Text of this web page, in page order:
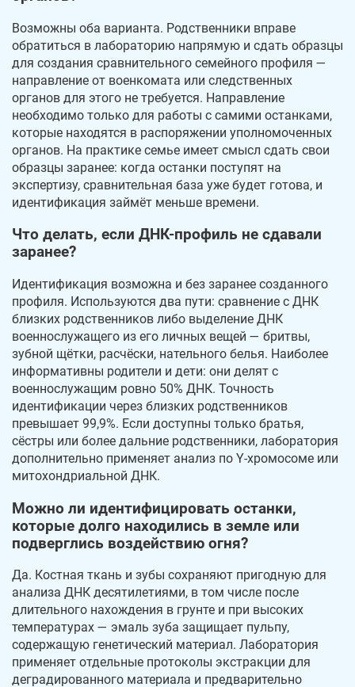
Возможны оба варианта. Родственники вправе
обратиться в лабораторию напрямую и сдать образцы
для создания сравнительного семейного профиля —
направление от военкомата или следственных
органов для этого не требуется. Направление
необходимо только для работы с самими останками,
которые находятся в распоряжении уполномоченных
органов. На практике семье имеет смысл сдать свои
образцы заранее: когда останки поступят на
экспертизу, сравнительная база уже будет готова, и
идентификация займёт меньше времени.
Что делать, если ДНК-профиль не сдавали
заранее?
Идентификация возможна и без заранее созданного
профиля. Используются два пути: сравнение с ДНК
близких родственников либо выделение ДНК
военнослужащего из его личных вещей — бритвы,
зубной щётки, расчёски, нательного белья. Наиболее
информативны родители и дети: они делят с
военнослужащим ровно 50% ДНК. Точность
идентификации через близких родственников
превышает 99,9%. Если доступны только братья,
сёстры или более дальние родственники, лаборатория
дополнительно применяет анализ по Y-хромосоме или
митохондриальной ДНК.
Можно ли идентифицировать останки,
которые долго находились в земле или
подверглись воздействию огня?
Да. Костная ткань и зубы сохраняют пригодную для
анализа ДНК десятилетиями, в том числе после
длительного нахождения в грунте и при высоких
температурах — эмаль зуба защищает пульпу,
содержащую генетический материал. Лаборатория
применяет отдельные протоколы экстракции для
деградированного материала и предварительно